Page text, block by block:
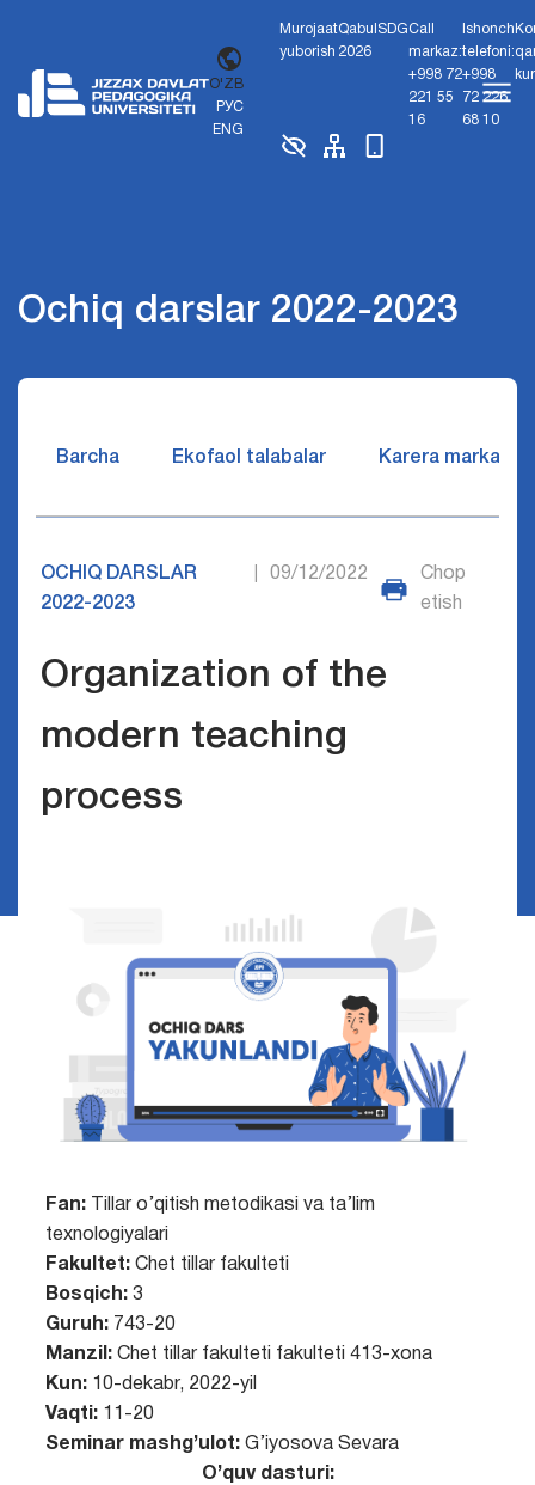
O'ZB
РУС
ENG
Murojaat
yuborish
Qabul
2026
SDGCall
markaz:
+998 72
221 55
16
Ishonch
telefoni:
+998
72 226
68 10
Ochiq darslar 2022-2023
Barcha Ekofaol talabalar Karera markazi
OCHIQ DARSLAR
2022-2023
09/12/2022
Chop
etish
Organization of the
modern teaching
process
Fan:
Tillar o’qitish metodikasi va ta’lim
texnologiyalari
Fakultet: Chet tillar fakulteti
Bosqich: 3
Guruh: 743-20
Manzil: Chet tillar fakulteti fakulteti 413-xona
Kun: 10-dekabr, 2022-yil
Vaqti: 11-20
Seminar mashg’ulot: G’iyosova Sevara
O’quv dasturi: